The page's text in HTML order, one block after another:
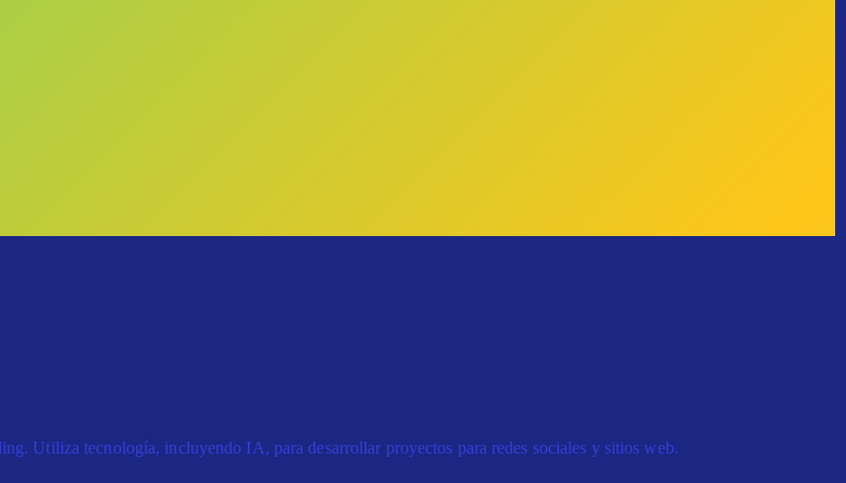
Utiliza tecnología, incluyendo IA, para desarrollar proyectos para redes sociales y sitios web.